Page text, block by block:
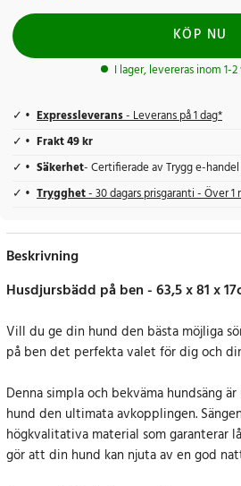
KÖP NU
I lager, levereras inom 1-
Expressleverans- Leverans på 1 dag*
Frakt 49 kr
Säkerhet- Certifierade av Trygg e-handel
Trygghet- 30 dagars prisgaranti - Över
Beskrivning
Husdjursbädd på ben - 63,5 x 81 x
Vill du ge din hund den bästa möjliga
på ben det perfekta valet för dig och
Denna simpla och bekväma hundsäng
hund den ultimata avkopplingen.
högkvalitativa material som garanterar
gör att din hund kan njuta av en god